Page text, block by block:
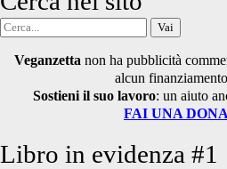
Cerca
Veganzetta non ha pubblicità
alcun
Sostieni il suo lavoro: un aiuto
FAI UNA
Libro in evidenza #1